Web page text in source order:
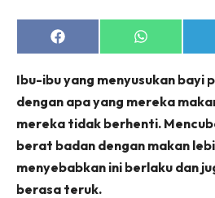
Share
on
Share
on
Ibu-ibu yang menyusukan
dengan apa yang mereka
mereka tidak berhenti.
berat badan dengan makan
menyebabkan ini berlaku dan
berasa teruk.